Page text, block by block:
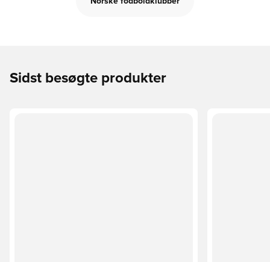
Sidst besøgte produkter